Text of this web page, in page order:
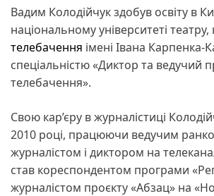
Вадим Колодійчук здобув освіту в
національному університеті театру,
телебачення імені Івана Карпенка-
спеціальністю «Диктор та ведучий
телебачення».
Свою кар’єру в журналістиці
2010 році, працюючи ведучим
журналістом і диктором на
став кореспондентом програми
журналістом проєкту «Абзац» на